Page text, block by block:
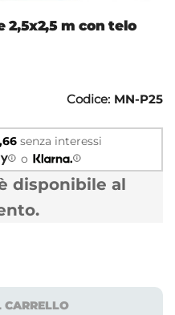
2,5x2,5 m con telo
Codice: MN-P25
senza interessi
o
disponibile al